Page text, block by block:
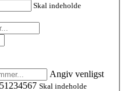
Skal indeholde
Angiv venligst
Skal indeholde